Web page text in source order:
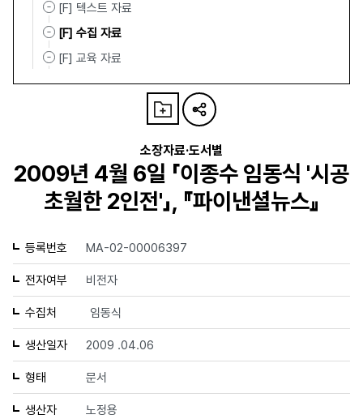
[F] 텍스트 자료
[F] 수집 자료
[F] 교육 자료
소장자료·도서별
2009년 4월 6일 「이종수 임동식 '시공
초월한 2인전'」, 『파이낸셜뉴스』
등록번호 MA-02-00006397
전자여부 비전자
수집처 임동식
생산일자 2009 .04.06
형태 문서
생산자 노정용